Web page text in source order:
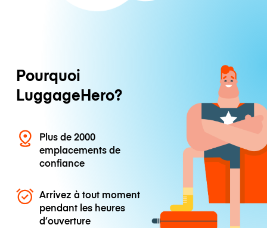
Pourquoi
LuggageHero?
Plus de 2000
emplacements de
confiance
Arrivez à tout moment
pendant les heures
d’ouverture